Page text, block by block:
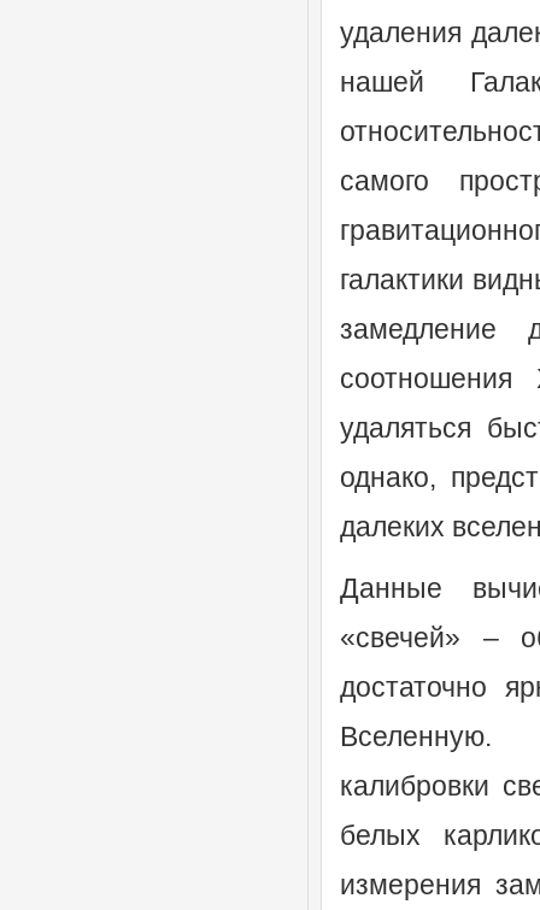
удаления
нашей
самого
галактики
замедление
соотношения
удаляться
однако,
далеких
Данные
«свечей» –
достаточно
Вселенную.
калибровки
белых
измерения